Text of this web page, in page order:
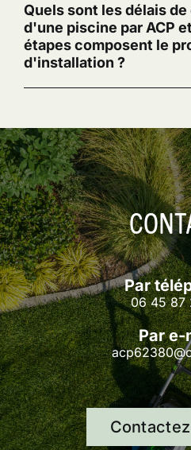
Quels sont les délais
d'une piscine par ACP
étapes composent le
d'installation ?
Par
06 45 87
Par e-